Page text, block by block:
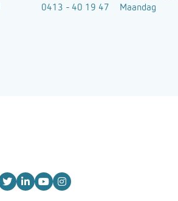
0413 - 40 19 47 Maandag